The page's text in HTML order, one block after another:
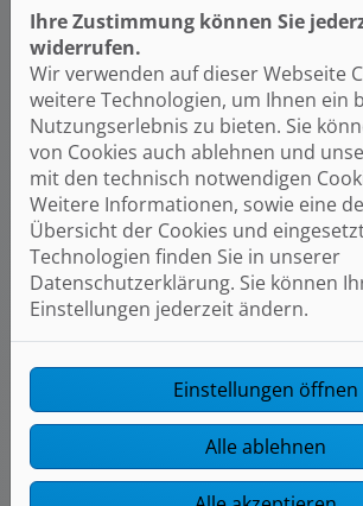
Ihre Zustimmung können Sie
widerrufen.
Wir verwenden auf dieser Webseite
weitere Technologien, um Ihnen ein
Nutzungserlebnis zu bieten. Sie
von Cookies auch ablehnen und
mit den technisch notwendigen
Weitere Informationen, sowie eine
Übersicht der Cookies und
Technologien finden Sie in unserer
Datenschutzerklärung. Sie können
Einstellungen jederzeit ändern.
Einstellungen öffnen
Alle ablehnen